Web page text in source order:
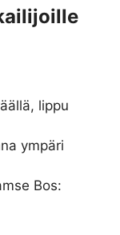
lippu
ympäri
Bos: